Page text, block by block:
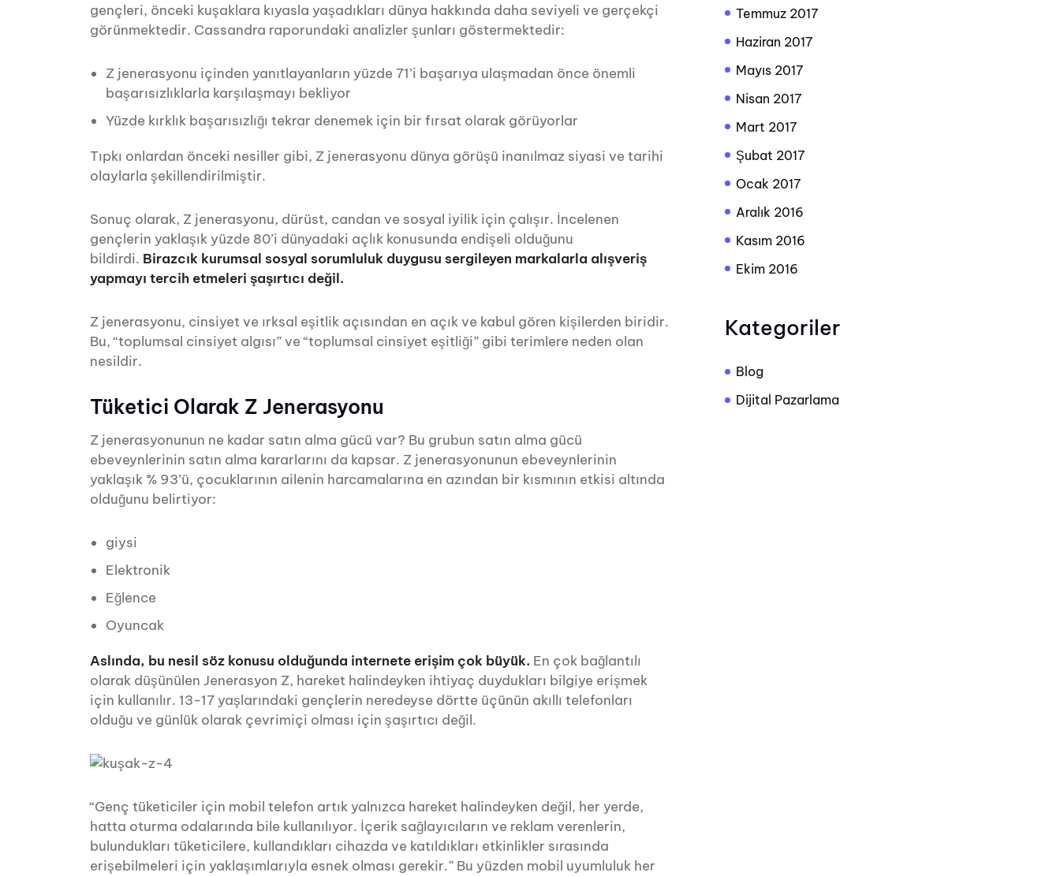
gençleri, önceki kuşaklara kıyasla yaşadıkları dünya hakkında daha seviyeli ve gerçekçi
görünmektedir. Cassandra raporundaki analizler şunları göstermektedir:
Z jenerasyonu içinden yanıtlayanların yüzde 71’i başarıya ulaşmadan önce önemli
başarısızlıklarla karşılaşmayı bekliyor
Yüzde kırklık başarısızlığı tekrar denemek için bir fırsat olarak görüyorlar
Tıpkı onlardan önceki nesiller gibi, Z jenerasyonu dünya görüşü inanılmaz siyasi ve tarihi
olaylarla şekillendirilmiştir.
Sonuç olarak, Z jenerasyonu, dürüst, candan ve sosyal iyilik için çalışır. İncelenen
gençlerin yaklaşık yüzde 80’i dünyadaki açlık konusunda endişeli olduğunu
bildirdi. Birazcık kurumsal sosyal sorumluluk duygusu sergileyen markalarla alışveriş
yapmayı tercih etmeleri şaşırtıcı değil.
Z jenerasyonu, cinsiyet ve ırksal eşitlik açısından en açık ve kabul gören kişilerden biridir.
Bu, “toplumsal cinsiyet algısı” ve “toplumsal cinsiyet eşitliği” gibi terimlere neden olan
nesildir.
Tüketici Olarak Z Jenerasyonu
Z jenerasyonunun ne kadar satın alma gücü var? Bu grubun satın alma gücü
ebeveynlerinin satın alma kararlarını da kapsar. Z jenerasyonunun ebeveynlerinin
yaklaşık % 93’ü, çocuklarının ailenin harcamalarına en azından bir kısmının etkisi altında
olduğunu belirtiyor:
giysi
Elektronik
Eğlence
Oyuncak
Aslında, bu nesil söz konusu olduğunda internete erişim çok büyük. En çok bağlantılı
olarak düşünülen Jenerasyon Z, hareket halindeyken ihtiyaç duydukları bilgiye erişmek
için kullanılır. 13-17 yaşlarındaki gençlerin neredeyse dörtte üçünün akıllı telefonları
olduğu ve günlük olarak çevrimiçi olması için şaşırtıcı değil.
“Genç tüketiciler için mobil telefon artık yalnızca hareket halindeyken değil, her yerde,
hatta oturma odalarında bile kullanılıyor. İçerik sağlayıcıların ve reklam verenlerin,
bulundukları tüketicilere, kullandıkları cihazda ve katıldıkları etkinlikler sırasında
erişebilmeleri için yaklaşımlarıyla esnek olması gerekir.” Bu yüzden mobil uyumluluk her
Temmuz 2017
Haziran 2017
Mayıs 2017
Nisan 2017
Mart 2017
Şubat 2017
Ocak 2017
Aralık 2016
Kasım 2016
Ekim 2016
Kategoriler
Blog
Dijital Pazarlama